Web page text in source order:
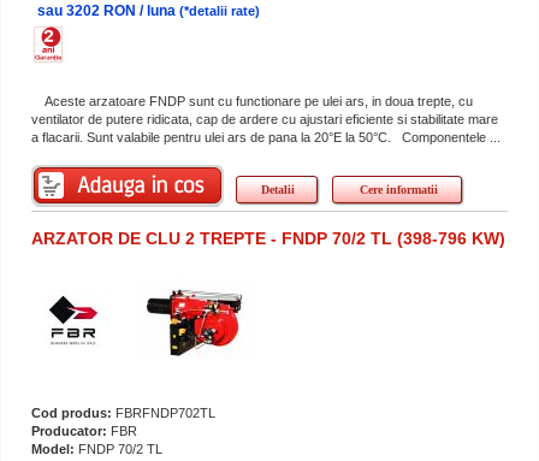
sau 3202 RON / luna (*detalii rate)
Aceste arzatoare FNDP sunt cu functionare pe ulei ars, in doua trepte, cu
ventilator de putere ridicata, cap de ardere cu ajustari eficiente si stabilitate mare
a flacarii. Sunt valabile pentru ulei ars de pana la 20°E la 50°C. Componentele ...
Detalii Cere informatii
ARZATOR DE CLU 2 TREPTE - FNDP 70/2 TL (398-796 KW)
Cod produs: FBRFNDP702TL
Producator: FBR
Model: FNDP 70/2 TL